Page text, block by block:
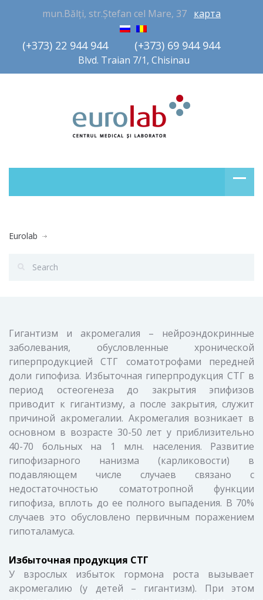
mun.Bălți, str.Ștefan cel Mare, 37 карта
(+373) 22 944 944         (+373) 69 944 944
Blvd. Traian 7/1, Chisinau
Eurolab
Гигантизм и акромегалия – нейроэндокринные
заболевания, обусловленные хронической
гиперпродукцией СТГ соматотрофами передней
доли гипофиза. Избыточная гиперпродукция СТГ в
период остеогенеза до закрытия эпифизов
приводит к гигантизму, а после закрытия, служит
причиной акромегалии. Акромегалия возникает в
основном в возрасте 30-50 лет у приблизительно
40-70 больных на 1 млн. населения. Развитие
гипофизарного нанизма (карликовости) в
подавляющем числе случаев связано с
недостаточностью соматотропной функции
гипофиза, вплоть до ее полного выпадения. В 70%
случаев это обусловлено первичным поражением
гипоталамуса.
Избыточная продукция СТГ
У взрослых избыток гормона роста вызывает
акромегалию (у детей – гигантизм). При этом